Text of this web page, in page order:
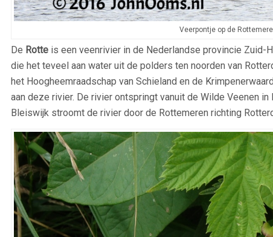
Veerpontje op de
De Rotte is een veenrivier in de Nederlandse provincie Zuid-
die het teveel aan water uit de polders ten noorden van
het Hoogheemraadschap van Schieland en de
aan deze rivier. De rivier ontspringt vanuit de Wilde Veenen
Bleiswijk stroomt de rivier door de Rottemeren richting